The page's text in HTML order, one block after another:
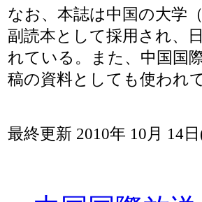
なお、本誌は中国の大学
副読本として採用され、
れている。また、中国国
稿の資料としても使われ
最終更新 2010年 10月 14